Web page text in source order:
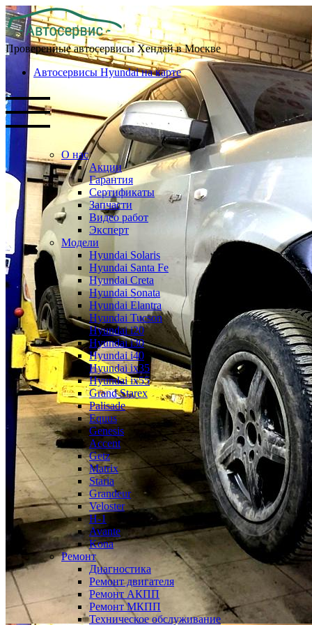
Проверенные автосервисы Хендай в Москве
Автосервисы Hyundai на карте
О нас
Акции
Гарантия
Сертификаты
Запчасти
Видео работ
Эксперт
Модели
Hyundai Solaris
Hyundai Santa Fe
Hyundai Creta
Hyundai Sonata
Hyundai Elantra
Hyundai Tucson
Hyundai i20
Hyundai i30
Hyundai i40
Hyundai ix35
Hyundai ix55
Grand Starex
Palisade
Equus
Genesis
Accent
Getz
Matrix
Staria
Grandeur
Veloster
H-1
Avante
Kona
Ремонт
Диагностика
Ремонт двигателя
Ремонт АКПП
Ремонт МКПП
Техническое обслуживание